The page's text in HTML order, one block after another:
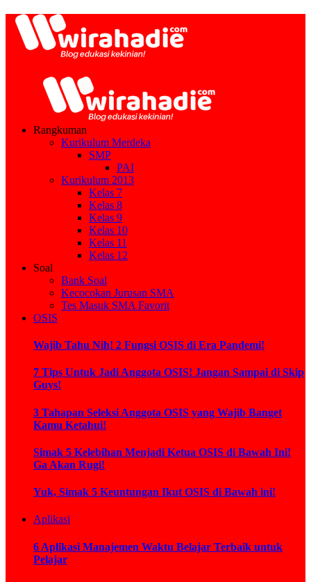
Rangkuman
Kurikulum Merdeka
SMP
PAI
Kurikulum 2013
Kelas 7
Kelas 8
Kelas 9
Kelas 10
Kelas 11
Kelas 12
Soal
Bank Soal
Kecocokan Jurusan SMA
Tes Masuk SMA Favorit
OSIS
Wajib Tahu Nih! 2 Fungsi OSIS di Era Pandemi!
7 Tips Untuk Jadi Anggota OSIS! Jangan Sampai di Skip
Guys!
3 Tahapan Seleksi Anggota OSIS yang Wajib Banget
Kamu Ketahui!
Simak 5 Kelebihan Menjadi Ketua OSIS di Bawah Ini!
Ga Akan Rugi!
Yuk, Simak 5 Keuntungan Ikut OSIS di Bawah ini!
Aplikasi
6 Aplikasi Manajemen Waktu Belajar Terbaik untuk
Pelajar